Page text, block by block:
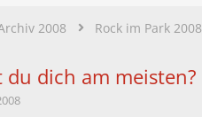
2008 Rock im Park 2008
dich am meisten?